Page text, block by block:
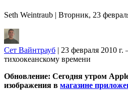
Seth Weintraub | Вторник, 23
Сет Вайнтрауб | 23 февраля 2010
тихоокеанскому времени
Обновление: Сегодня утром
изображения в магазине